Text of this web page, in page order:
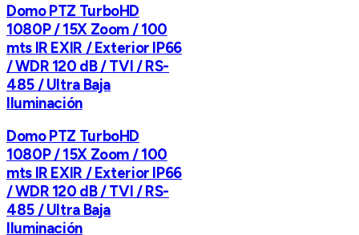
Domo PTZ TurboHD
1080P / 15X Zoom / 100
mts IR EXIR / Exterior IP66
/ WDR 120 dB / TVI / RS-
485 / Ultra Baja
Iluminación
Domo PTZ TurboHD
1080P / 15X Zoom / 100
mts IR EXIR / Exterior IP66
/ WDR 120 dB / TVI / RS-
485 / Ultra Baja
Iluminación